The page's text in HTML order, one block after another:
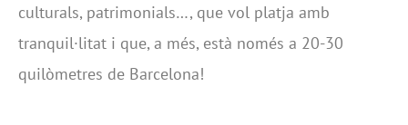
culturals, patrimonials…, que vol platja amb
tranquil·litat i que, a més, està només a 20-30
quilòmetres de Barcelona!